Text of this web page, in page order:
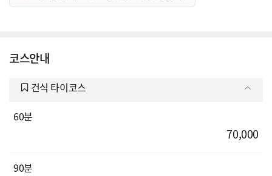
코스안내
건식 타이코스
60분
70,000
90분